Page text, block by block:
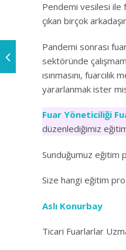
Pendemi vesilesi ile
çıkan birçok
Pandemi sonrası
sektöründe
ısınmasını,
yararlanmak ister
Fuar Yöneticiliği
düzenlediğimiz
Sunduğumuz eğitim
Size hangi eğitim
Aslı Konurbay
Ticari Fuarlarlar